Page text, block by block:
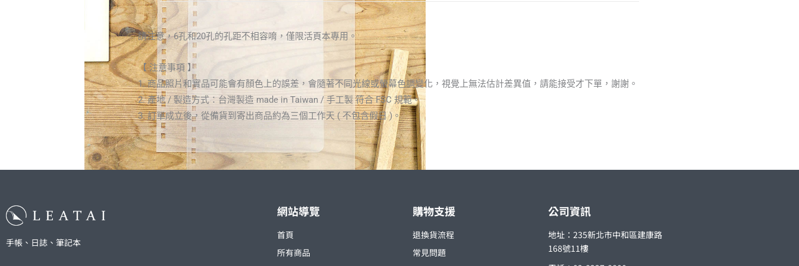
請注意，6孔和20孔的孔距不相容唷，僅限活頁本專用。
【 注意事項 】
1. 商品照片和實品可能會有顏色上的誤差，會隨著不同光線或螢幕色調變化，視覺上無法估計差異值，請能接受才下單，謝謝。
2. 產地 / 製造方式：台灣製造 made in Taiwan / 手工製 符合 FSC 規範。
3. 訂單成立後，從備貨到寄出商品約為三個工作天 ( 不包含假日 )。
手帳、日誌、筆記本
網站導覽
首頁
所有商品
購物支援
退換貨流程
常見問題
公司資訊
地址：235新北市中和區建康路
168號11樓